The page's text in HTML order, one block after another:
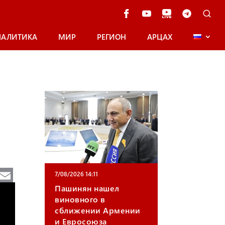
МИР РЕГИОН АРЦАХ
Te 7/08/2026 14:11
Пашинян нашел
виновного в
сближении Армении
и Евросоюза